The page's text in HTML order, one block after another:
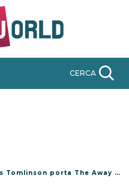
CERCA
porta The Away From Home Festival 2023 in Italia